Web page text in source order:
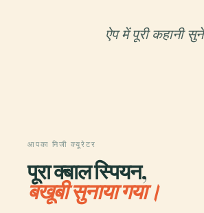
ऐप में पूरी कहानी सुनें
आपका निजी क्यूरेटर
पूरा क्बाल स्पियन,
बखूबी सुनाया गया।